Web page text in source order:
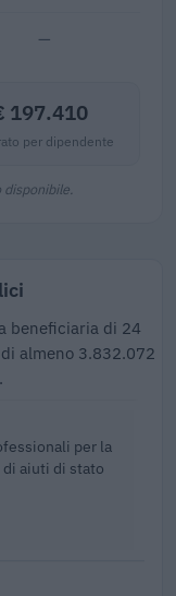
—
197.410
per dipendente
beneficiaria di 24
almeno 3.832.072
per la
aiuti di stato